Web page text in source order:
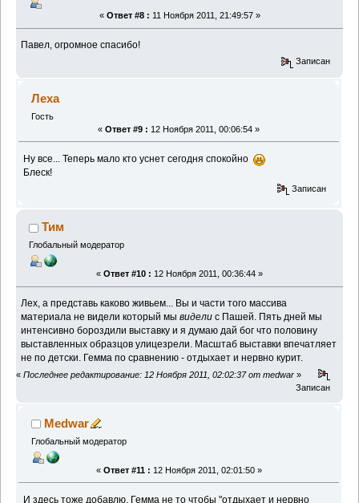
« Ответ #8 : 11 Ноября 2011, 21:49:57 »
Павел, огромное спасибо!
Записан
Леха
Гость
« Ответ #9 : 12 Ноября 2011, 00:06:54 »
Ну все... Теперь мало кто уснет сегодня спокойно
Блеск!
Записан
Тим
Глобальный модератор
« Ответ #10 : 12 Ноября 2011, 00:36:44 »
Лех, а представь каково живьем... Вы и части того массива
материала не видели который мывидели с Пашей. Пять дней мы
интенсивно бороздили выставку и я думаю дай бог что половину
выставленных образцов улицезрели. Масштаб выставки впечатляет
не по детски. Гемма по сравнению - отдыхает и нервно курит.
« Последнее редактирование: 12 Ноября 2011, 02:02:37 от medwar »
Записан
Medwar
Глобальный модератор
« Ответ #11 : 12 Ноября 2011, 02:01:50 »
И здесь тоже добавлю. Гемма не то чтобы "отдыхает и нервно